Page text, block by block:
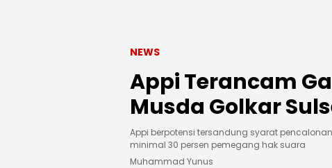
NEWS
Appi Terancam
Musda Golkar
Appi berpotensi tersandung syarat
minimal 30 persen pemegang hak suara
Muhammad Yunus